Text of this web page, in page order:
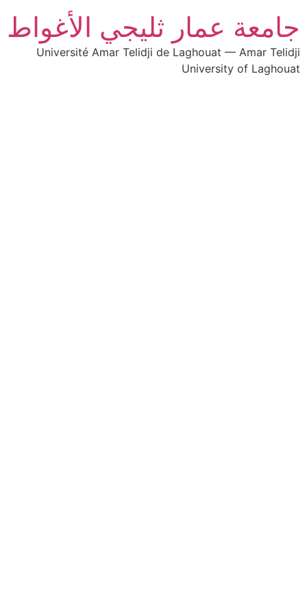
جامعة عمار ثليجي الأغواط
Université Amar Telidji de Laghouat — Amar Telidji
University of Laghouat